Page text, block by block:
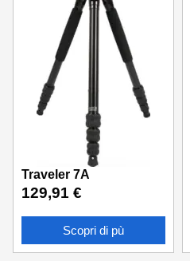
Traveler 7A
129,91 €
Scopri di pù